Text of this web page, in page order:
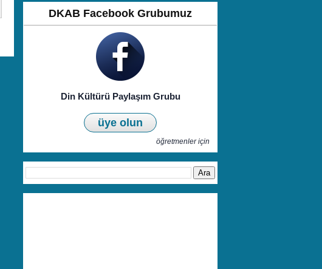
DKAB Facebook Grubumuz
Din Kültürü Paylaşım Grubu
üye olun
öğretmenler için